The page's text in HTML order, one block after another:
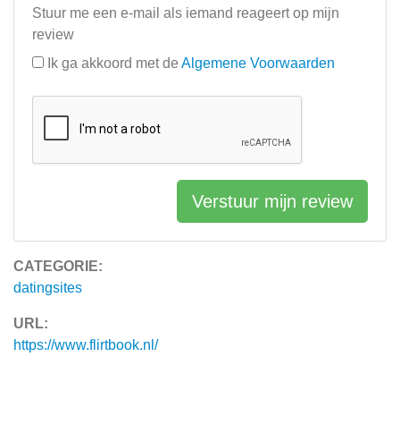
CATEGORIE:
datingsites
URL:
https://www.flirtbook.nl/
Stuur me een e-mail als iemand reageert op mijn
review
Ik ga akkoord met de Algemene Voorwaarden
Verstuur mijn review